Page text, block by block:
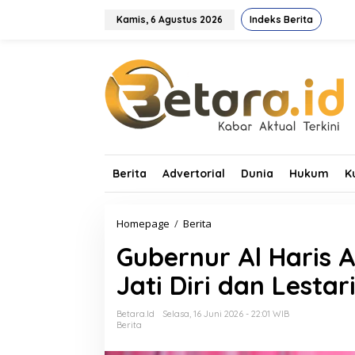
Kamis, 6 Agustus 2026 Indeks Berita
Berita Advertorial Dunia Hukum
Homepage / Berita
b
e
u
l
Gubernur Al Haris
Jati Diri dan
Betara.id
Selasa, 16 Juni 2026 - 22:01 WIB
Berita